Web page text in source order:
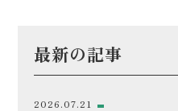
最新の記事
2026.07.21